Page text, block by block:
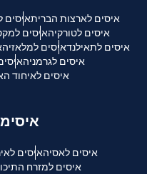
איסים לארצות הבריתאיסים
איסים לטורקיהאיסים
איסים לתאילנדאיסים למלאזיה
איסים לגרמניה
איסים לאיחוד
איסים לאסיהאיסים
איסים למזרח